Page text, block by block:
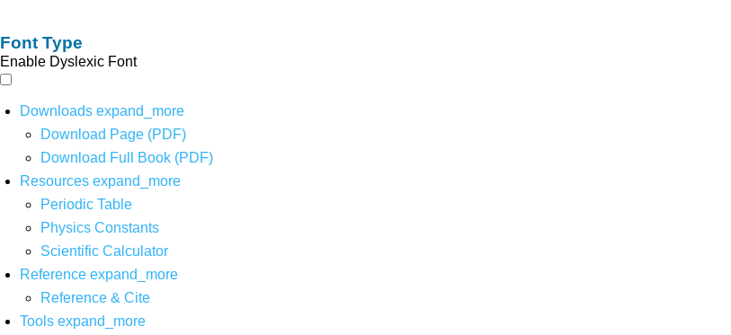
Font Type
Enable Dyslexic Font
Downloads expand_more
Download Page (PDF)
Download Full Book (PDF)
Resources expand_more
Periodic Table
Physics Constants
Scientific Calculator
Reference expand_more
Reference & Cite
Tools expand_more